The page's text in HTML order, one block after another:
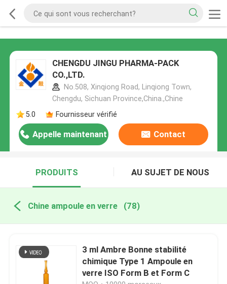
CHENGDU JINGU PHARMA-PACK
CO.,LTD.
No.508, Xinqiong Road, Linqiong Town,
Chengdu, Sichuan Province,China.,Chine
5.0
Fournisseur vérifié
Appelle maintenant Contact
PRODUITS AU SUJET DE NOUS
Chine ampoule en verre (78)
3 ml Ambre Bonne stabilité
chimique Type 1 Ampoule en
verre ISO Form B et Form C